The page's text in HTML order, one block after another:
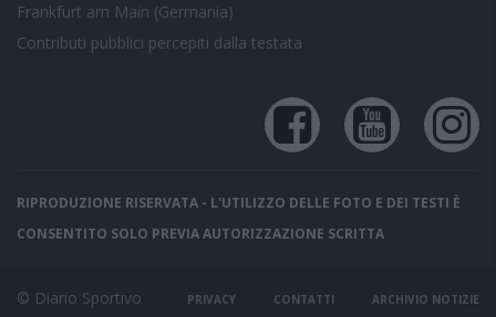
Frankfurt am Main (Germania)
Contributi pubblici percepiti dalla testata
RIPRODUZIONE RISERVATA - L'UTILIZZO DELLE FOTO E DEI TESTI È
CONSENTITO SOLO PREVIA AUTORIZZAZIONE SCRITTA
© Diario Sportivo PRIVACY CONTATTI ARCHIVIO NOTIZIE